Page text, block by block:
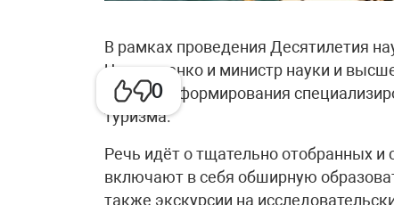
0
В рамках проведения Десятилетия
Чернышенко и министр науки и
процессе формирования
туризма.
Речь идёт о тщательно отобранных
включают в себя обширную
также экскурсии на